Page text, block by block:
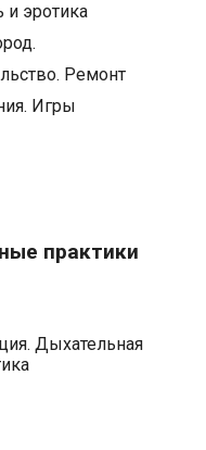
эротика
Ремонт
Игры
практики
Дыхательная